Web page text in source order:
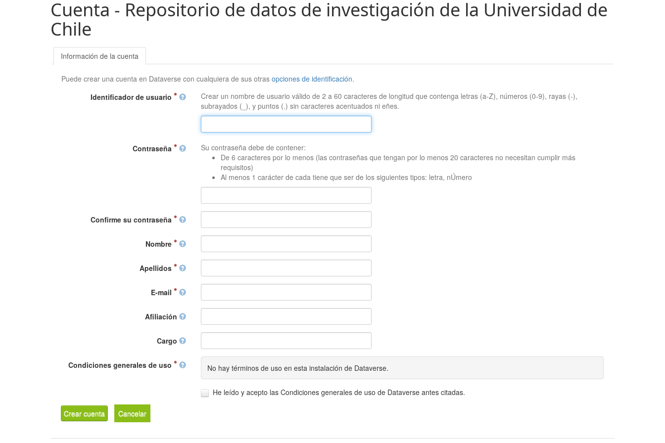
Cuenta - Repositorio de datos de investigación de la Universidad de
Chile
Información de la cuenta
Puede crear una cuenta en Dataverse con cualquiera de sus otrasopciones de identificación.
Identificador de usuario
Crear un nombre de usuario válido de 2 a 60 caracteres de longitud que contenga letras (a-Z), números (0-9), rayas (-),
subrayados (_), y puntos (.) sin caracteres acentuados ni eñes.
Contraseña
Su contraseña debe de contener:
De 6 caracteres por lo menos (las contraseñas que tengan por lo menos 20 caracteres no necesitan cumplir más
requisitos)
Al menos 1 carácter de cada tiene que ser de los siguientes tipos: letra, nÚmero
Confirme su contraseña
Nombre
Apellidos
E-mail
Afiliación
Cargo
Condiciones generales de uso No hay términos de uso en esta instalación de Dataverse.
He leído y acepto las Condiciones generales de uso de Dataverse antes citadas.
Crear cuenta Cancelar